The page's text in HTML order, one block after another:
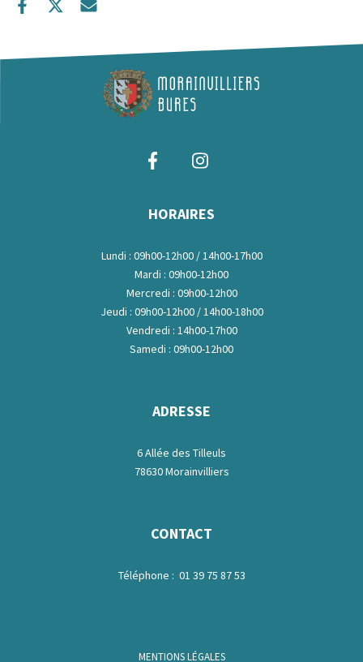
HORAIRES
Lundi : 09h00-12h00 / 14h00-17h00
Mardi : 09h00-12h00
Mercredi : 09h00-12h00
Jeudi : 09h00-12h00 / 14h00-18h00
Vendredi : 14h00-17h00
Samedi : 09h00-12h00
ADRESSE
6 Allée des Tilleuls
78630 Morainvilliers
CONTACT
Téléphone : 01 39 75 87 53
MENTIONS LÉGALES